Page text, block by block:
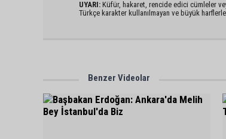
UYARI: Küfür, hakaret, rencide edici cümleler
Türkçe karakter kullanılmayan ve büyük
Benzer Videolar